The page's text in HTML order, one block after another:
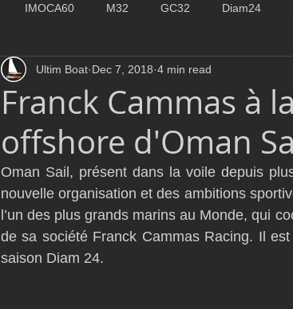
IMOCA60 M32 GC32 Diam24
D35 Farr 280 Fast 40
Class Rhum JMD54 Botin 52 Classe
TF35 Business AC75 Open 7.50
Franck Cammas à
offshore d'Oman
Ultim Boat Dec 7, 2018 4 min read
Oman Sail, présent dans la voile depuis
nouvelle organisation et des ambitions
l’un des plus grands marins au Monde, qui
de sa société Franck Cammas Racing. Il
saison Diam 24.